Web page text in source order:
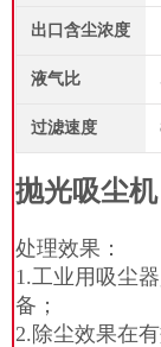
出口含尘浓度
液气比
过滤速度
抛光吸尘机
处理效果：
1.工业用吸尘
备；
2.除尘效果在